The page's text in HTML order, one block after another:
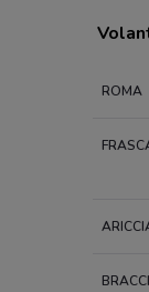
ROMA